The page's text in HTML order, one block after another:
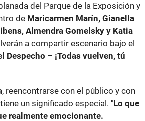
del Parque de la Exposición y
de Maricarmen Marín, Gianella
Almendra Gomelsky y Katia
a compartir escenario bajo el
Despecho – ¡Todas vuelven, tú
, reencontrarse con el público y con
un significado especial. "Lo que
realmente emocionante.